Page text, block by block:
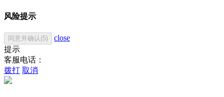
风险提示
同意并确认(5)
close
提示
客服电话：
拨打 取消